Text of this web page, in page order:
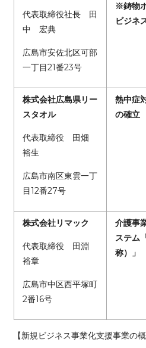
代表取締役社長 田
中 宏典
広島市安佐北区可部
一丁目21番23号
※鋳物
ビジネ
株式会社広島県リー
スタオル
代表取締役 田畑
裕生
広島市南区東雲一丁
目12番27号
熱中症
の確立
株式会社リマック
代表取締役 田淵
裕章
広島市中区西平塚町
2番16号
介護事
ステ
称）」
【新規ビジネス事業化支援事業の概